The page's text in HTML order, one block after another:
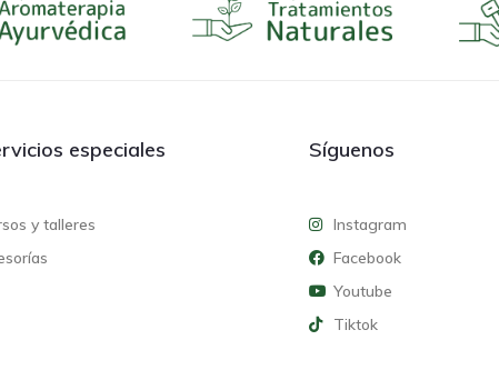
especiales
y talleres
Síguenos
Instagram
Facebook
Youtube
Tiktok